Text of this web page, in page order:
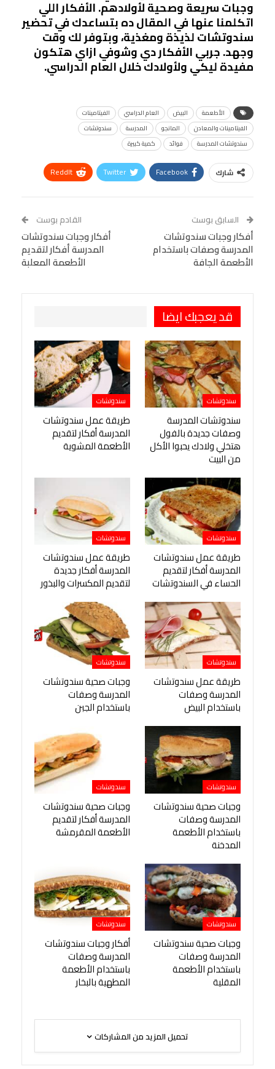
وجبات سريعة وصحية لأولادهم. الأفكار اللي
اتكلمنا عنها في المقال ده بتساعدك في تحضير
سندوتشات لذيذة ومغذية، وبتوفر لك وقت
وجهد. جربي الأفكار دي وشوفي ازاي هتكون
مفيدة ليكي ولأولادك خلال العام الدراسي.
الأطعمة البيض العام الدراسي
الفيتامينات
الفيتامينات والمعادن
المانجو المدرسة
سندوتشات
سندوتشات المدرسة
فوائد كمية كبيرة
شارك Facebook
Twitter
ReddIt
Tumblr
البريد الإلكتروني
VK
Digg
LINE
BlackBerry
Viber
السابق بوست
أفكار وجبات سندوتشات
المدرسة وصفات باستخدام
الأطعمة الجافة
القادم بوست
أفكار وجبات سندوتشات
المدرسة أفكار لتقديم
الأطعمة المعلبة
قد يعجبك ايضا
سندوتشات
سندوتشات المدرسة
وصفات جديدة بالفول
هتخلي ولادك يحبوا الأكل
من البيت
سندوتشات
طريقة عمل سندوتشات
المدرسة أفكار لتقديم
الأطعمة المشوية
سندوتشات
طريقة عمل سندوتشات
المدرسة أفكار لتقديم
الحساء في السندوتشات
سندوتشات
طريقة عمل سندوتشات
المدرسة أفكار جديدة
لتقديم المكسرات والبذور
سندوتشات
طريقة عمل سندوتشات
المدرسة وصفات
باستخدام البيض
سندوتشات
وجبات صحية سندوتشات
المدرسة وصفات
باستخدام الجبن
سندوتشات
وجبات صحية سندوتشات
المدرسة وصفات
باستخدام الأطعمة
المدخنة
سندوتشات
وجبات صحية سندوتشات
المدرسة أفكار لتقديم
الأطعمة المقرمشة
سندوتشات
وجبات صحية سندوتشات
المدرسة وصفات
باستخدام الأطعمة
المقلية
سندوتشات
أفكار وجبات سندوتشات
المدرسة وصفات
باستخدام الأطعمة
المطهية بالبخار
تحميل المزيد من المشاركات